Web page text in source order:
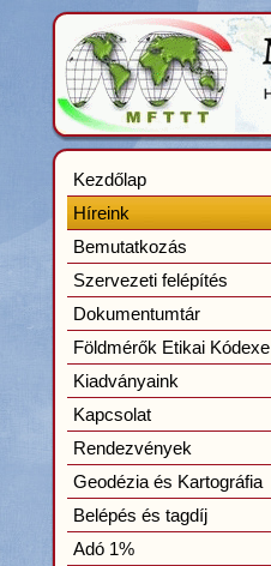
Kezdőlap
Híreink
Bemutatkozás
Szervezeti felépítés
Dokumentumtár
Földmérők Etikai Kódexe
Kiadványaink
Kapcsolat
Rendezvények
Geodézia és Kartográfia
Belépés és tagdíj
Adó 1%